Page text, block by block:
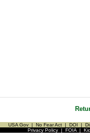
USA Gov | No Fear Act | DOI |
Privacy Policy| FOIA|